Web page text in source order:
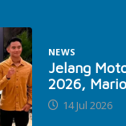
NEWS
Jelang
2026, Mario
14 Jul 2026